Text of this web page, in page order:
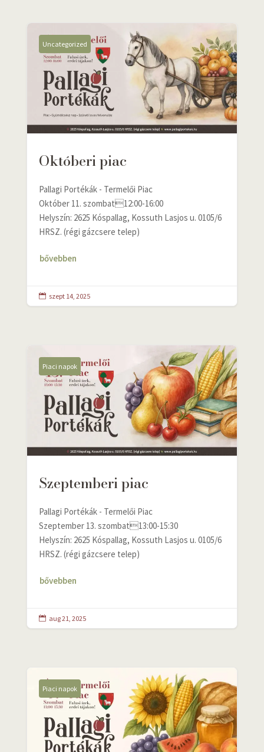
Uncategorized
Októberi piac
Pallagi Portékák - Termelői Piac
Október 11. szombat12:00-16:00
Helyszín: 2625 Kóspallag, Kossuth Lasjos u. 0105/6
HRSZ. (régi gázcsere telep)
bővebben
 szept 14, 2025
Piaci napok
Szeptemberi piac
Pallagi Portékák - Termelői Piac
Szeptember 13. szombat13:00-15:30
Helyszín: 2625 Kóspallag, Kossuth Lasjos u. 0105/6
HRSZ. (régi gázcsere telep)
bővebben
 aug 21, 2025
Piaci napok